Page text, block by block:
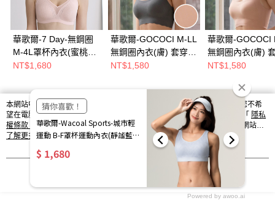
華歌爾-7 Day-無鋼圈
M-4L罩杯內衣(蜜桃膚)
NBB233SM
NT$1,680
華歌爾-GOCOCI M-LL
無鋼圈內衣(膚) 套穿式
無痕親膚-NB9675PO
NT$1,580
華歌爾-GOCOCI
無鋼圈內衣(膚)
無痕親膚-
NT$1,580
熱門標籤
Powered by awoo.ai
本網站中使用 cookie，欲查詢有關本網站使用 cookie 方式之詳情，及若您不希
望在電腦上使用 cookie 時應如何變更電腦的 cookie 設定，請參閱本網站「 隱私
權條款
」之 Cookie 聲明。您繼續使用本網站即表示您同意本公司得按本網站使
用條款之 Cookie 聲明使用 cookie。
了解更多 >